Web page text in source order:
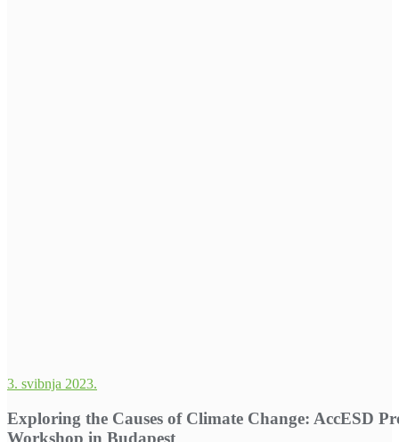
3. svibnja 2023.
Exploring the Causes of Climate Change: AccESD
Workshop in Budapest